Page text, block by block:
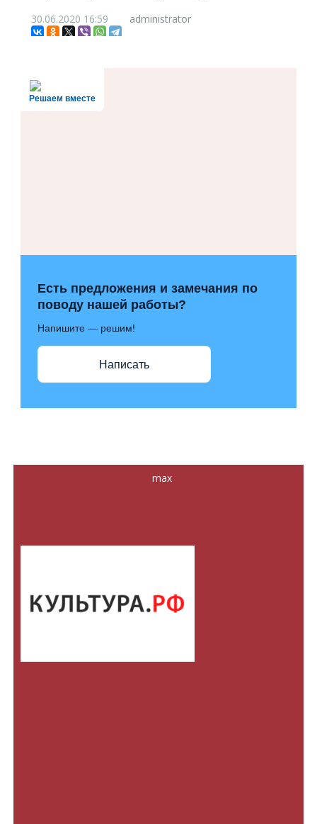
30.06.2020 16:59 administrator
Решаем вместе
Есть предложения и замечания по
поводу нашей работы?
Напишите — решим!
Написать
max